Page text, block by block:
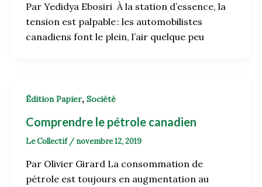
Par Yedidya Ebosiri À la station d’essence, la
tension est palpable : les automobilistes
canadiens font le plein, l’air quelque peu
Édition Papier, Société
Comprendre le pétrole canadien
Le Collectif / novembre 12, 2019
Par Olivier Girard La consommation de
pétrole est toujours en augmentation au